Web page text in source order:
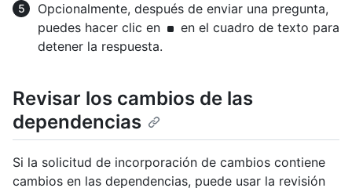
Opcionalmente, después de enviar una pregunta,
puedes hacer clic en
en el cuadro de texto para
detener la respuesta.
Revisar los cambios de las
dependencias
Si la solicitud de incorporación de cambios contiene
cambios en las dependencias, puede usar la revisión